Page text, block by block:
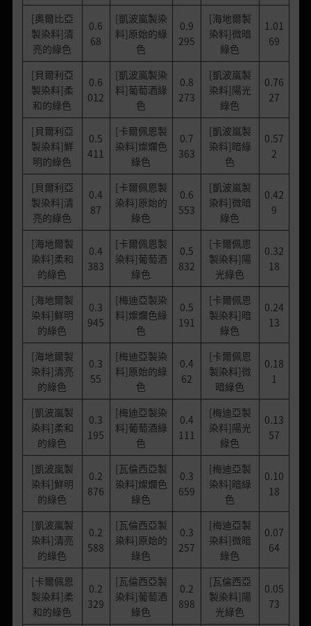
[奧爾比亞
製染料]清
亮的綠色
0.6
68
[凱波嵐製染
料]原始的綠
色
0.9
295
[海地爾製
染料]微暗
綠色
1.01
69
[貝爾利亞
製染料]柔
和的綠色
0.6
012
[凱波嵐製染
料]葡萄酒綠
色
0.8
273
[凱波嵐製
染料]陽光
綠色
0.76
27
[貝爾利亞
製染料]鮮
明的綠色
0.5
411
[卡爾佩恩製
染料]燦爛色
綠色
0.7
363
[凱波嵐製
染料]暗綠
色
0.57
2
[貝爾利亞
製染料]清
亮的綠色
0.4
87
[卡爾佩恩製
染料]原始的
綠色
0.6
553
[凱波嵐製
染料]微暗
綠色
0.42
9
[海地爾製
染料]柔和
的綠色
0.4
383
[卡爾佩恩製
染料]葡萄酒
綠色
0.5
832
[卡爾佩恩
製染料]陽
光綠色
0.32
18
[海地爾製
染料]鮮明
的綠色
0.3
945
[梅迪亞製染
料]燦爛色綠
色
0.5
191
[卡爾佩恩
製染料]暗
綠色
0.24
13
[海地爾製
染料]清亮
的綠色
0.3
55
[梅迪亞製染
料]原始的綠
色
0.4
62
[卡爾佩恩
製染料]微
暗綠色
0.18
1
[凱波嵐製
染料]柔和
的綠色
0.3
195
[梅迪亞製染
料]葡萄酒綠
色
0.4
111
[梅迪亞製
染料]陽光
綠色
0.13
57
[凱波嵐製
染料]鮮明
的綠色
0.2
876
[瓦倫西亞製
染料]燦爛色
綠色
0.3
659
[梅迪亞製
染料]暗綠
色
0.10
18
[凱波嵐製
染料]清亮
的綠色
0.2
588
[瓦倫西亞製
染料]原始的
綠色
0.3
257
[梅迪亞製
染料]微暗
綠色
0.07
64
[卡爾佩恩
製染料]柔
和的綠色
0.2
329
[瓦倫西亞製
染料]葡萄酒
綠色
0.2
898
[瓦倫西亞
製染料]陽
光綠色
0.05
73